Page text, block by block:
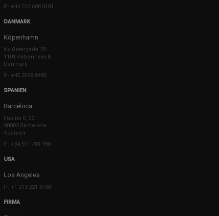
P: +44 203 608 8181
DANMARK
Köpenhamn
Ny Østergade 20
1101 København K
Danmark
P: +45 3698 8480
SPANIEN
Barcelona
Fusina 6, E2
08003 Barcelona
Spanien
P: +34 971 781 990
USA
Los Angeles
P: +1 213 221 3700
FIRMA